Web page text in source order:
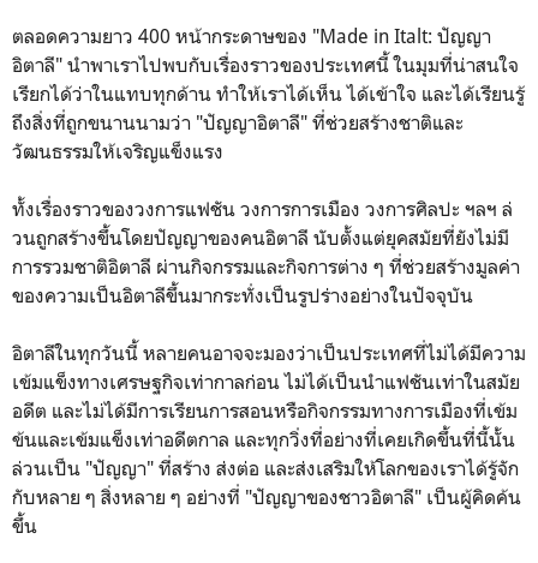
ตลอดความยาว 400 หน้ากระดาษของ "Made in Italt: ปัญญา
อิตาลี" นำพาเราไปพบกับเรื่องราวของประเทศนี้ ในมุมที่น่าสนใจ
เรียกได้ว่าในแทบทุกด้าน ทำให้เราได้เห็น ได้เข้าใจ และได้เรียนรู้
ถึงสิ่งที่ถูกขนานนามว่า "ปัญญาอิตาลี" ที่ช่วยสร้างชาติและ
วัฒนธรรมให้เจริญแข็งแรง
ทั้งเรื่องราวของวงการแฟชัน วงการการเมือง วงการศิลปะ ฯลฯ ล่
วนถูกสร้างขึ้นโดยปัญญาของคนอิตาลี นับตั้งแต่ยุคสมัยที่ยังไม่มี
การรวมชาติอิตาลี ผ่านกิจกรรมและกิจการต่าง ๆ ที่ช่วยสร้างมูลค่า
ของความเป็นอิตาลีขึ้นมากระทั่งเป็นรูปร่างอย่างในปัจจุบัน
อิตาลีในทุกวันนี้ หลายคนอาจจะมองว่าเป็นประเทศที่ไม่ได้มีความ
เข้มแข็งทางเศรษฐกิจเท่ากาลก่อน ไม่ได้เป็นนำแฟชันเท่าในสมัย
อดีต และไม่ได้มีการเรียนการสอนหรือกิจกรรมทางการเมืองที่เข้ม
ข้นและเข้มแข็งเท่าอดีตกาล และทุกวิ่งที่อย่างที่เคยเกิดขึ้นที่นี้นั้น
ล่วนเป็น "ปัญญา" ที่สร้าง ส่งต่อ และส่งเสริมให้โลกของเราได้รู้จัก
กับหลาย ๆ สิ่งหลาย ๆ อย่างที่ "ปัญญาของชาวอิตาลี" เป็นผู้คิดค้น
ขึ้น